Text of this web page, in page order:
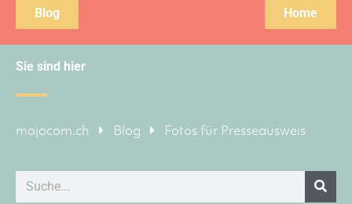
Blog Home
Sie sind hier
mojocom.ch Blog Fotos für Presseausweis